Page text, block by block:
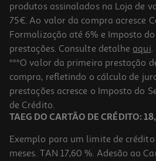
4.0
Auriculares 2 Em 1 Qilive 600144902 Kit
7.99 €/un
7,99 €
produtos assinalados na Loja de
75€. Ao valor da compra acresce
Formalização até 6% e Imposto
prestações. Consulte detalhe aqui.
***O valor da primeira prestação
compra, refletindo o cálculo de
prestações acresce o Imposto do
de Crédito.
TAEG DO CARTÃO DE CRÉDITO:
Exemplo para um limite de
meses. TAN 17,60 %. Adesão ao